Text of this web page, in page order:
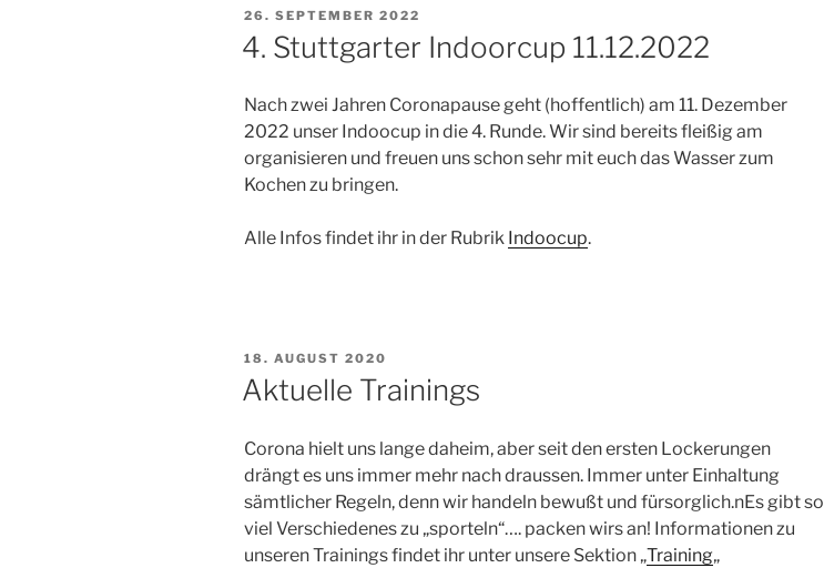
VERÖFFENTLICHT
AM
26. SEPTEMBER 2022
4. Stuttgarter Indoorcup 11.12.2022
Nach zwei Jahren Coronapause geht (hoffentlich) am 11. Dezember
2022 unser Indoocup in die 4. Runde. Wir sind bereits fleißig am
organisieren und freuen uns schon sehr mit euch das Wasser zum
Kochen zu bringen.
Alle Infos findet ihr in der Rubrik Indoocup.
VERÖFFENTLICHT
AM
18. AUGUST 2020
Aktuelle Trainings
Corona hielt uns lange daheim, aber seit den ersten Lockerungen
drängt es uns immer mehr nach draussen. Immer unter Einhaltung
sämtlicher Regeln, denn wir handeln bewußt und fürsorglich.nEs gibt so
viel Verschiedenes zu „sporteln“…. packen wirs an! Informationen zu
unseren Trainings findet ihr unter unsere Sektion „Training„